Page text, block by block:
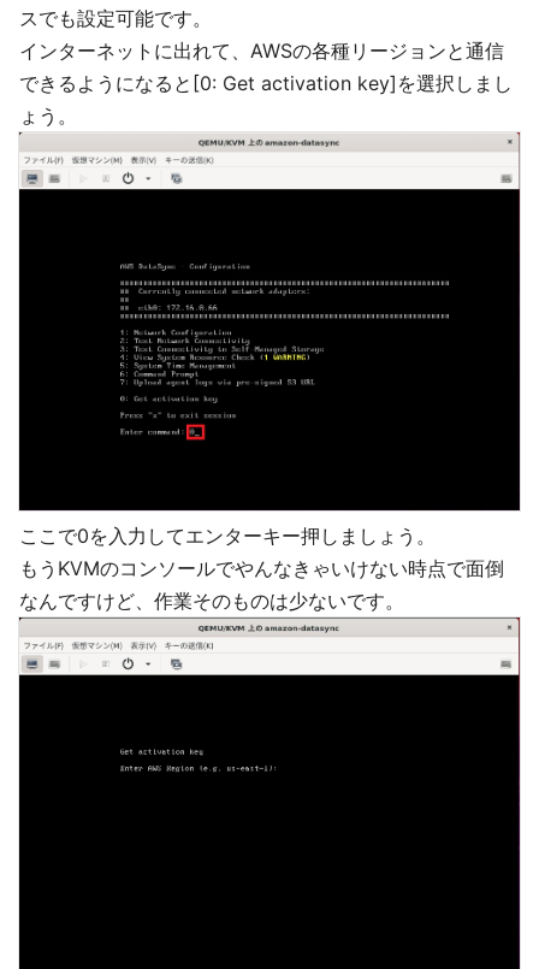
スでも設定可能です。
インターネットに出れて、AWSの各種リージョンと通信
できるようになると[0: Get activation key]を選択しまし
ょう。
ここで0を入力してエンターキー押しましょう。
もうKVMのコンソールでやんなきゃいけない時点で面倒
なんですけど、作業そのものは少ないです。